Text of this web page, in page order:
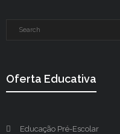
Oferta Educativa
Educação Pré-Escolar